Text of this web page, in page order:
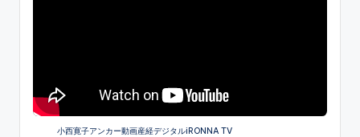
小西寛子アンカー動画産経デジタルiRONNA TV